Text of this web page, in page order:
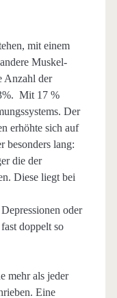
mit einem
Muskel-
Anzahl der
Mit 17 %
Der
erhöhte sich auf
besonders lang:
die der
Diese liegt bei
oder
doppelt so
mehr als jeder
Eine